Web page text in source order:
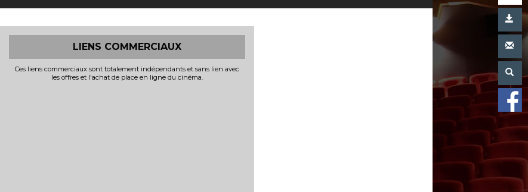
LIENS COMMERCIAUX
Ces liens commerciaux sont totalement indépendants et sans lien avec
les offres et l'achat de place en ligne du cinéma.